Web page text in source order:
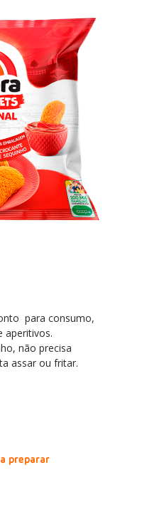
para consumo,
aperitivos.
não precisa
assar ou fritar.
preparar